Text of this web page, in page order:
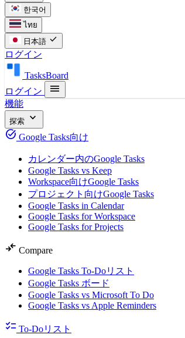
한국어
ไทย
日本語 check
ログイン
TasksBoard
ログイン
menu
機能
探索 expand_more
task_alt Google Tasks向け
カレンダー内のGoogle Tasks
Google Tasks vs Keep
Workspace向けGoogle Tasks
プロジェクト向けGoogle Tasks
Google Tasks in Calendar
Google Tasks for Workspace
Google Tasks for Projects
compare_arrows Compare
Google Tasks To-Doリスト
Google Tasks ボード
Google Tasks vs Microsoft To Do
Google Tasks vs Apple Reminders
checklist To-Doリスト